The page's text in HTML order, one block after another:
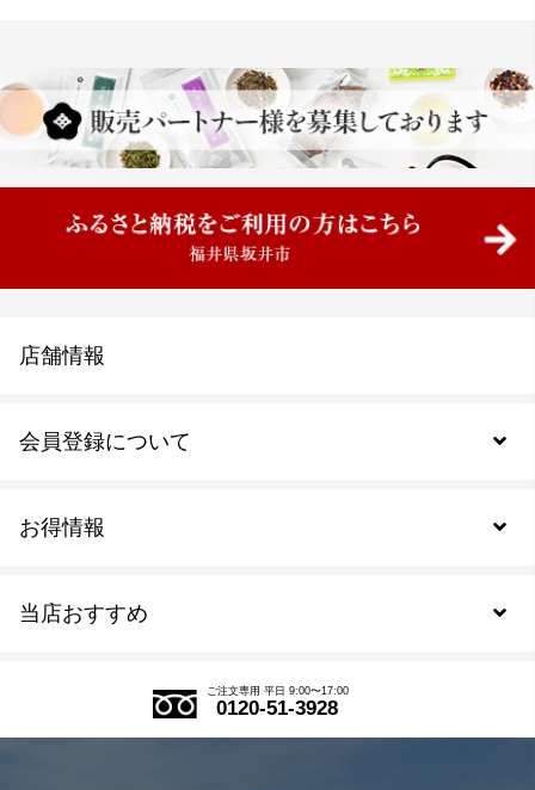
当店おすすめ
式部の香りシリーズ
お得情報
会員登録について
会員規約について
店舗情報
ご注文専用 平日 9:00〜17:00
0120-51-3928